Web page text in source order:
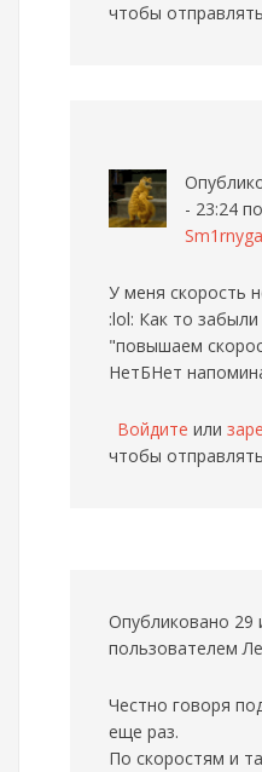
чтобы
- 23:24
Sm1rnyga
У меня скорость
:lol: Как то
"повышаем
НетБНет
Войдите или
чтобы
Опубликовано 29
пользователем
Честно говоря
еще раз.
По скоростям и